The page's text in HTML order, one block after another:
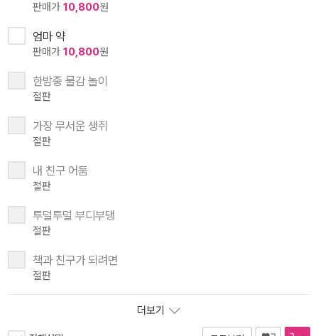
판매가 10,800원
엄마 약
판매가 10,800원
한밤중 물감 놀이
절판
가장 무서운 생쥐
절판
내 친구 어둠
절판
투덜투덜 부디부댕
절판
책과 친구가 되려면
절판
더보기